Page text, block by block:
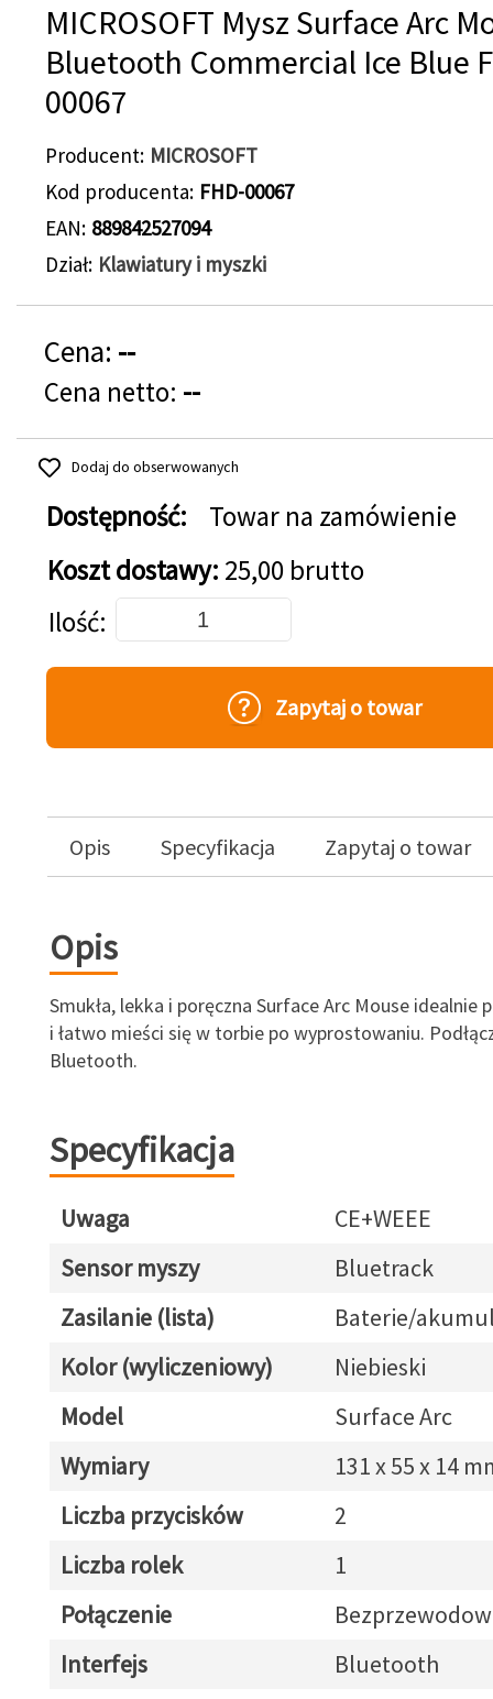
MICROSOFT Mysz Surface Arc
Bluetooth Commercial Ice Blue
00067
Producent MICROSOFT
Kod producenta FHD-00067
EAN 889842527094
Dział Klawiatury i myszki
Cena: --
Cena netto: --
Dodaj do obserwowanych
Dostępność:
Towar na zamówienie
Koszt dostawy: 25,00 brutto
Dodaj do koszyka
Ilość
Zapytaj o towar
Opis Specyfikacja Zapytaj o towar
Opis
Smukła, lekka i poręczna Surface Arc Mouse idealnie
i łatwo mieści się w torbie po wyprostowaniu.
Bluetooth.
Specyfikacja
Uwaga
CE+WEEE
Sensor myszy
Bluetrack
Zasilanie (lista)
Baterie/
Kolor (wyliczeniowy)
Niebieski
Model
Surface Arc
Wymiary
131 x 55 x 14
Liczba przycisków
2
Liczba rolek
1
Połączenie
Interfejs
Bluetooth